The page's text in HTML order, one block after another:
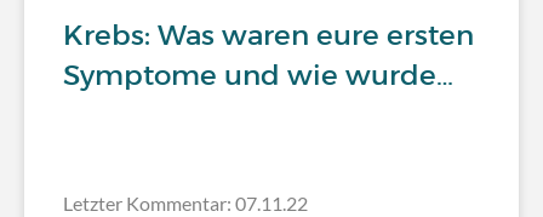
Krebs: Was waren eure ersten
Symptome und wie wurde…
Letzter Kommentar: 07.11.22